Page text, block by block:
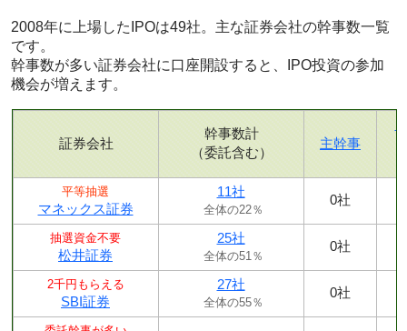
2008年に上場したIPOは49社。主な証券会社の幹事数一覧
です。
幹事数が多い証券会社に口座開設すると、IPO投資の参加
機会が増えます。
証券会社
幹事数計
（委託含む）
主幹事
平等抽選
マネックス証券
11社
全体の22％
0社
抽選資金不要
松井証券
25社
全体の51％
0社
2千円もらえる
SBI証券
27社
全体の55％
0社